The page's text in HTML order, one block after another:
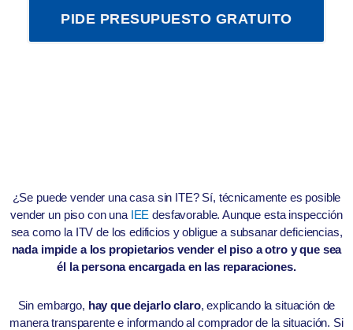
PIDE PRESUPUESTO GRATUITO
¿Se puede vender una casa sin ITE? Sí, técnicamente es posible
vender un piso con una IEE desfavorable. Aunque esta inspección
sea como la ITV de los edificios y obligue a subsanar deficiencias,
nada impide a los propietarios vender el piso a otro y que sea
él la persona encargada en las reparaciones.
Sin embargo, hay que dejarlo claro, explicando la situación de
manera transparente e informando al comprador de la situación. Si